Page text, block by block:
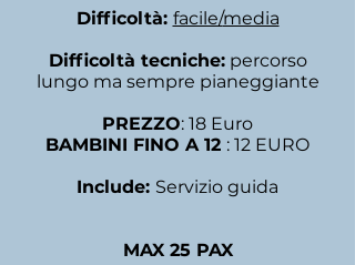
Difficoltà: facile/media
Difficoltà tecniche:percorso
lungo ma sempre pianeggiante
PREZZO: 18 Euro
BAMBINI FINO A 12 : 12 EURO
Include: Servizio guida
MAX 25 PAX